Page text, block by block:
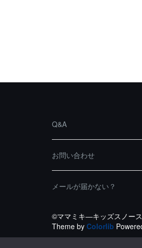
Q&A
お問い合わせ
メールが届かない？
©ママミキ―キッズスノー
Theme by Colorlib